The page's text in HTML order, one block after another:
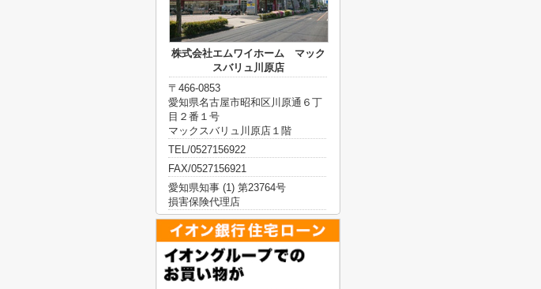
株式会社エムワイホーム マック
スバリュ川原店
〒466-0853
愛知県名古屋市昭和区川原通６丁
目２番１号
マックスバリュ川原店１階
TEL/0527156922
FAX/0527156921
愛知県知事 (1) 第23764号
損害保険代理店